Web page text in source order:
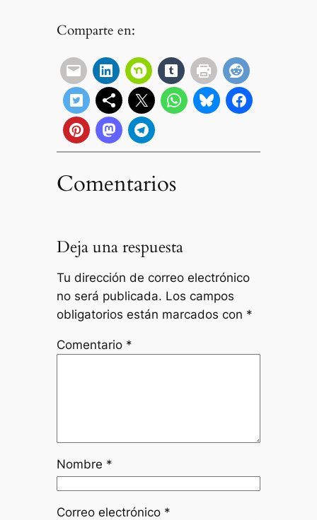
Comparte en:
Comentarios
Deja una respuesta
Tu dirección de correo electrónico
no será publicada. Los campos
obligatorios están marcados con *
Comentario *
Nombre *
Correo electrónico *